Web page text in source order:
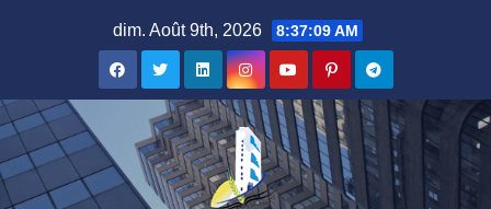
dim. Août 9th, 2026 8:37:10 AM